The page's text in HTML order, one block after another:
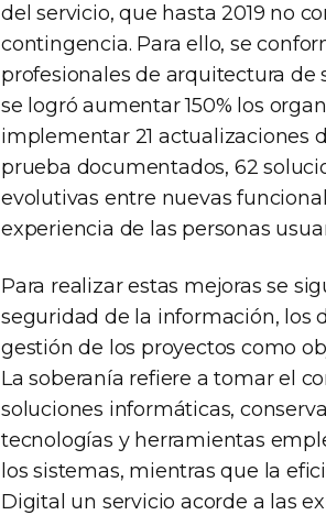
del servicio, que hasta 2019 no
contingencia. Para ello, se
profesionales de arquitectura de
se logró aumentar 150% los
implementar 21 actualizaciones
prueba documentados, 62
evolutivas entre nuevas
experiencia de las personas
Para realizar estas mejoras se
seguridad de la información, los
gestión de los proyectos como
La soberanía refiere a tomar el
soluciones informáticas,
tecnologías y herramientas
los sistemas, mientras que la
Digital un servicio acorde a las